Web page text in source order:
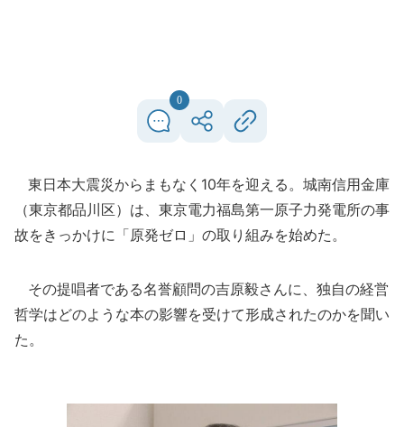
0
東日本大震災からまもなく10年を迎える。城南信用金庫
（東京都品川区）は、東京電力福島第一原子力発電所の事
故をきっかけに「原発ゼロ」の取り組みを始めた。
その提唱者である名誉顧問の吉原毅さんに、独自の経営
哲学はどのような本の影響を受けて形成されたのかを聞い
た。